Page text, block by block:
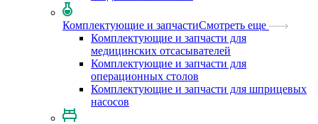
Комплектующие и запчастиСмотреть еще
Комплектующие и запчасти для
медицинских отсасывателей
Комплектующие и запчасти для
операционных столов
Комплектующие и запчасти для шприцевых
насосов